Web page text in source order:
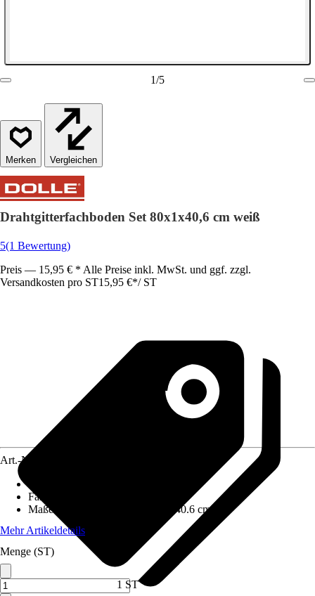
1/5
Vergleichen
Drahtgitterfachboden Set 80x1x40,6 cm weiß
5(1 Bewertung)
Preis — 15,95 € * Alle Preise inkl. MwSt. und ggf. zzgl.
Versandkosten pro ST15,95 €*/ ST
Art.-Nr.
Farbton
Maße (BxHxT)
80 cm x 1 cm x 40.6 cm
Mehr Artikeldetails
Menge (ST)
1 ST